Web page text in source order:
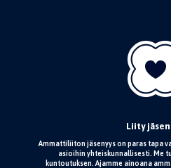
Liity
Ammattiliiton jäsenyys on paras tapa
asioihin yhteiskunnallisesti. Me
kuntoutuksen. Ajamme ainoana